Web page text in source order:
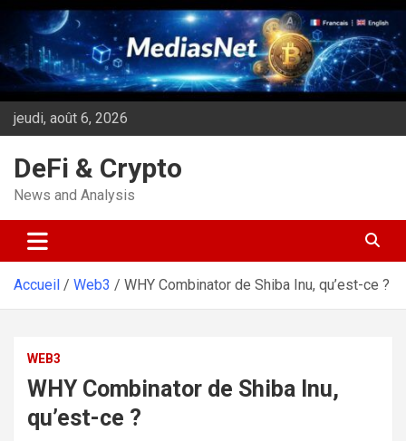
Aller
contenu
jeudi, août 6, 2026
DeFi & Crypto
News and Analysis
Accueil Web3 WHY Combinator de Shiba Inu, qu’est-ce ?
WEB3
WHY Combinator de Shiba Inu,
qu’est-ce ?